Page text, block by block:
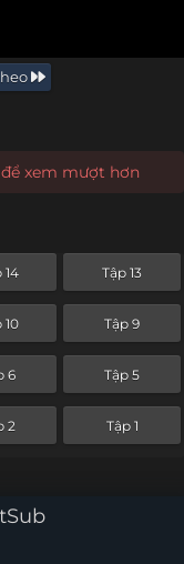
xem mượt hơn
14 Tập 13
10 Tập 9
6 Tập 5
2 Tập 1